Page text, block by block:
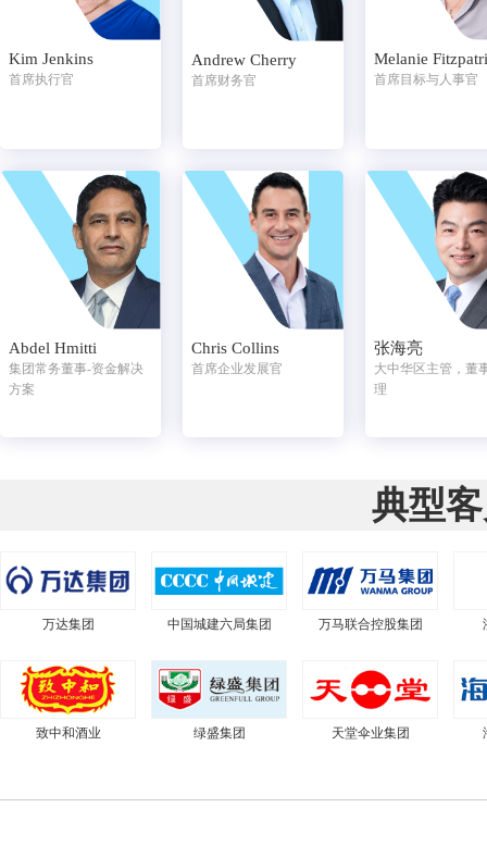
Kim Jenkins
首席执行官
Andrew Cherry
首席财务官
Melanie
首席目标与人事官
Abdel Hmitti
集团常务董事-资金解决
方案
Chris Collins
首席企业发展官
张海亮
大中华区主管，董
理
典型
万达集团 中国城建六局集团 万马联合控股集团
致中和酒业 绿盛集团 天堂伞业集团